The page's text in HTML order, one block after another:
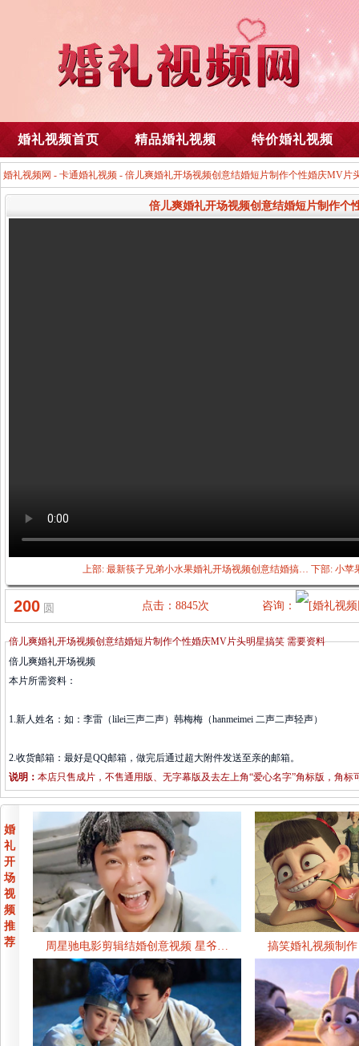
婚礼视频首页 精品婚礼视频 特价婚礼视频
婚礼视频网 - 卡通婚礼视频 - 倍儿爽婚礼开场视频创意结婚短片制作个性婚庆MV片
倍儿爽婚礼开场视频创意结婚短片制作个
上部: 最新筷子兄弟小水果婚礼开场视频创意结婚搞… 下部: 小苹
200 圆 点击：8845次 咨询：
倍儿爽婚礼开场视频创意结婚短片制作个性婚庆MV片头明星搞笑 需要资料
倍儿爽婚礼开场视频
本片所需资料：
1.新人姓名：如：李雷（lilei三声二声）韩梅梅（hanmeimei 二声二声轻声）
2.收货邮箱：最好是QQ邮箱，做完后通过超大附件发送至亲的邮箱。
说明： 本店只售成片，不售通用版、无字幕版及去左上角“爱心名字”角标版，角标
婚
礼
开
场
视
频
推
荐
周星驰电影剪辑结婚创意视频 星爷… 搞笑婚礼视频制